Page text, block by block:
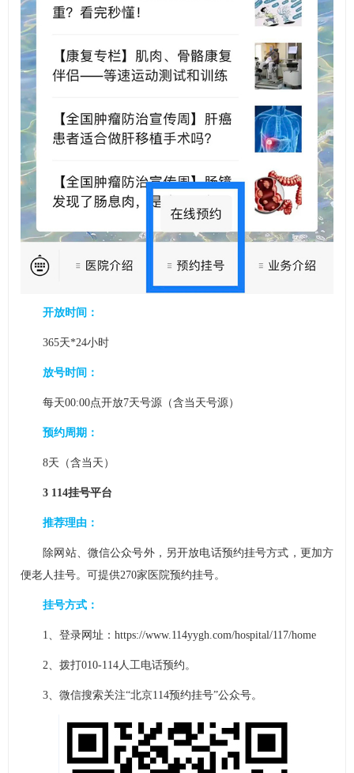
开放时间：
365天*24小时
放号时间：
每天00:00点开放7天号源（含当天号源）
预约周期：
8天（含当天）
3 114挂号平台
推荐理由：
除网站、微信公众号外，另开放电话预约挂号方式，更加方
便老人挂号。可提供270家医院预约挂号。
挂号方式：
1、登录网址：https://www.114yygh.com/hospital/117/home
2、拨打010-114人工电话预约。
3、微信搜索关注“北京114预约挂号”公众号。